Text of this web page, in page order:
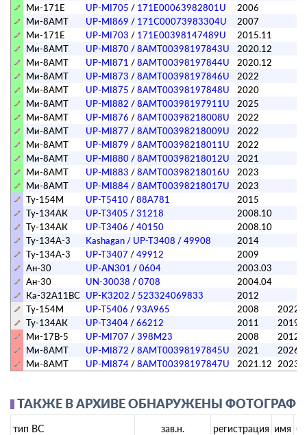
Ми-171Е
UP-MI705 / 171E00063982801U
2006
Ми-8АМТ
UP-MI869 / 171C00073983304U
2007
Ми-171Е
UP-MI703 / 171E00398147489U
2015.11
Ми-8АМТ
UP-MI870 /8AMT00398197843U
2020.12
Ми-8АМТ
UP-MI871 /8AMT00398197844U
2020.12
Ми-8АМТ
UP-MI873 /8AMT00398197846U
2022
Ми-8АМТ
UP-MI875 /8AMT00398197848U
2020
Ми-8АМТ
UP-MI882 /8AMT00398197911U
2025
Ми-8АМТ
UP-MI876 /8AMT00398218008U
2022
Ми-8АМТ
UP-MI877 /8AMT00398218009U
2022
Ми-8АМТ
UP-MI879 /8AMT00398218011U
2022
Ми-8АМТ
UP-MI880 /8AMT00398218012U
2021
Ми-8АМТ
UP-MI883 /8AMT00398218016U
2023
Ми-8АМТ
UP-MI884 /8AMT00398218017U
2023
Ту-154М
UP-T5410 /88A781
2015
Ту-134АК
UP-T3405 /31218
2008.10
Ту-134АК
UP-T3406 /40150
2008.10
Ту-134А-3
Kashagan / UP-T3408 /49908
2014
Ту-134А-3
UP-T3407 /49912
2009
Ан-30
UP-AN301 /0604
2003.03
Ан-30
UN-30038 /0708
2004.04
Ка-32А11BC UP-K3202 / 523324069833
2012
Ту-154М
UP-T5406 /93A965 2008
Ту-134АК
UP-T3404 /66212 2011
2019
Ми-17В-5
UP-MI707 /398M23 2008
Ми-8АМТ
UP-MI872 /8AMT00398197845U 2021
Ми-8АМТ
UP-MI874 /8AMT00398197847U 2021.12
ТАКЖЕ В АРХИВЕ ОБНАРУЖЕНЫ
тип ВС зав.н. регистрация имя